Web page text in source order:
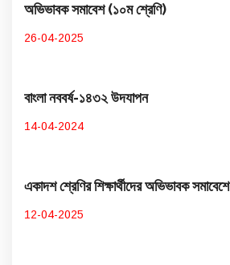
অভিভাবক সমাবেশ (১০ম শ্রেণি)
26-04-2025
বাংলা নববর্ষ-১৪৩২ উদযাপন
14-04-2024
একাদশ শ্রেণির শিক্ষার্থীদের অভিভাবক সমাবেশে
12-04-2025